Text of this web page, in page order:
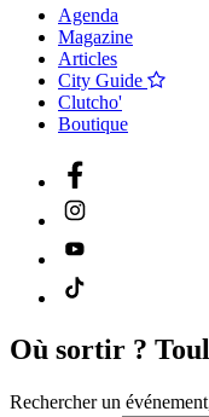
Agenda
Magazine
Articles
City Guide
Clutcho'
Boutique
Où sortir ?
Rechercher un